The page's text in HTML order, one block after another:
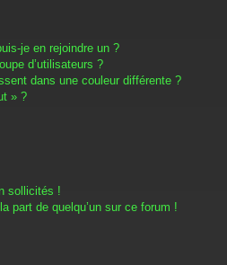
je en rejoindre un ?
d’utilisateurs ?
dans une couleur différente ?
» ?
sollicités !
part de quelqu’un sur ce forum !